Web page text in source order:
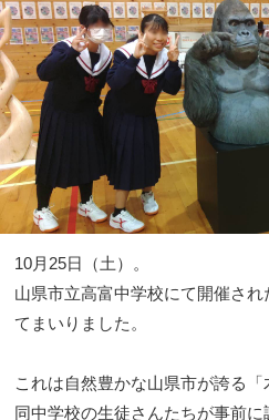
10月25日（土）。
山県市立高富中学校にて開催さ
てまいりました。
これは自然豊かな山県市が誇る「
同中学校の生徒さんたちが事前